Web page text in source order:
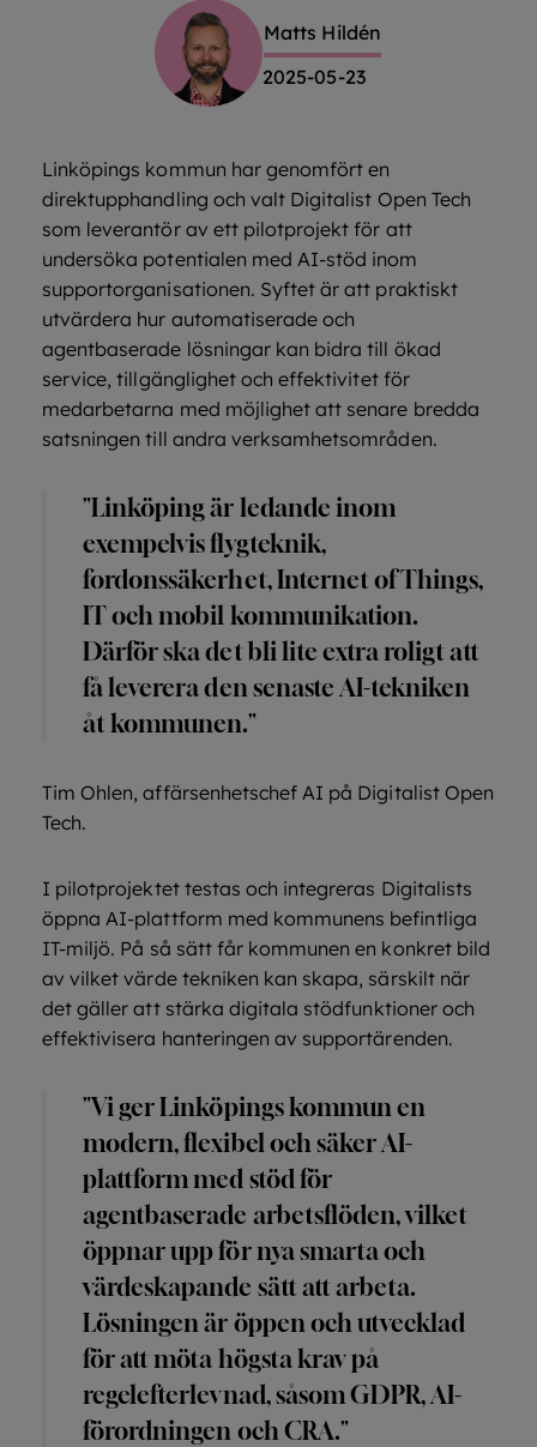
Matts Hildén
2025-05-23
Linköpings kommun har genomfört en
direktupphandling och valt Digitalist Open Tech
som leverantör av ett pilotprojekt för att
undersöka potentialen med AI-stöd inom
supportorganisationen. Syftet är att praktiskt
utvärdera hur automatiserade och
agentbaserade lösningar kan bidra till ökad
service, tillgänglighet och effektivitet för
medarbetarna med möjlighet att senare bredda
satsningen till andra verksamhetsområden.
"Linköping är ledande inom
exempelvis flygteknik,
fordonssäkerhet, Internet of Things,
IT och mobil kommunikation.
Därför ska det bli lite extra roligt att
få leverera den senaste AI-tekniken
åt kommunen."
Tim Ohlen, affärsenhetschef AI på Digitalist Open
Tech.
I pilotprojektet testas och integreras Digitalists
öppna AI-plattform med kommunens befintliga
IT-miljö. På så sätt får kommunen en konkret bild
av vilket värde tekniken kan skapa, särskilt när
det gäller att stärka digitala stödfunktioner och
effektivisera hanteringen av supportärenden.
"Vi ger Linköpings kommun en
modern, flexibel och säker AI-
plattform med stöd för
agentbaserade arbetsflöden, vilket
öppnar upp för nya smarta och
värdeskapande sätt att arbeta.
Lösningen är öppen och utvecklad
för att möta högsta krav på
regelefterlevnad, såsom GDPR, AI-
förordningen och CRA."